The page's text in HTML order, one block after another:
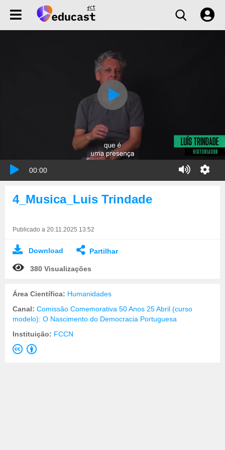
00:00
4_Musica_Luis Trindade
Publicado a 20.11.2025 13:52
Download Partilhar
380 Visualizações
Área Científica: Humanidades
Canal: Comissão Comemorativa 50 Anos 25 Abril (curso
modelo): O Nascimento do Democracia Portuguesa
Instituição: FCCN